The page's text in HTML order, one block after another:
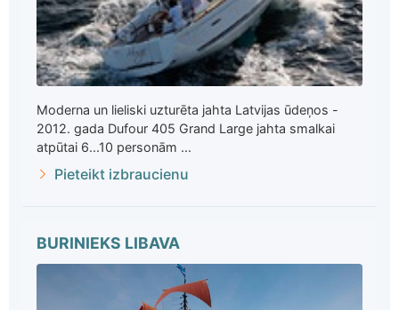
Moderna un lieliski uzturēta jahta Latvijas ūdeņos -
2012. gada Dufour 405 Grand Large jahta smalkai
atpūtai 6...10 personām ...
Pieteikt izbraucienu
BURINIEKS LIBAVA